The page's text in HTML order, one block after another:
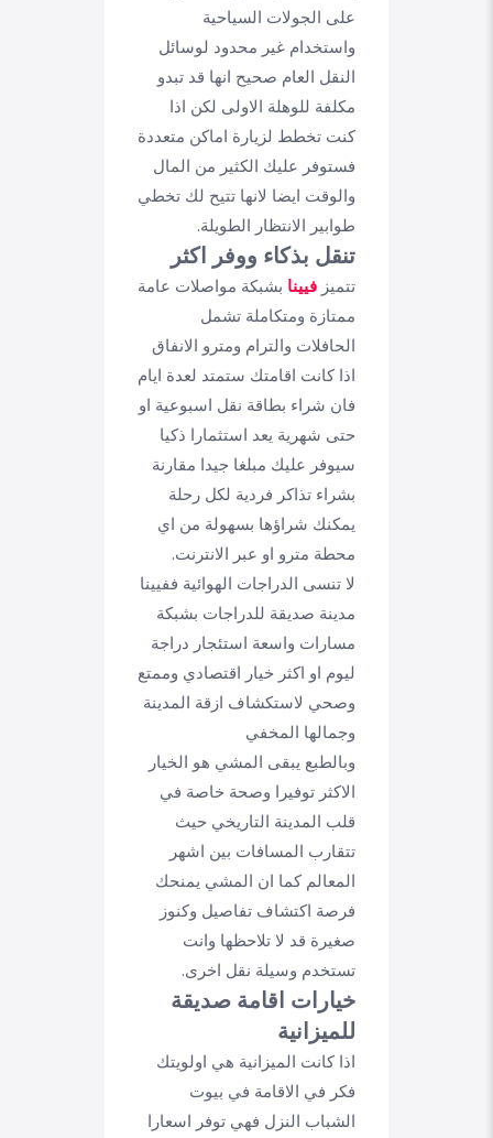
على الجولات السياحية
واستخدام غير محدود لوسائل
النقل العام صحيح انها قد تبدو
مكلفة للوهلة الاولى لكن اذا
كنت تخطط لزيارة اماكن متعددة
فستوفر عليك الكثير من المال
والوقت ايضا لانها تتيح لك تخطي
طوابير الانتظار الطويلة.
تنقل بذكاء ووفر اكثر
تتميز فيينا بشبكة مواصلات عامة
ممتازة ومتكاملة تشمل
الحافلات والترام ومترو الانفاق
اذا كانت اقامتك ستمتد لعدة ايام
فان شراء بطاقة نقل اسبوعية او
حتى شهرية يعد استثمارا ذكيا
سيوفر عليك مبلغا جيدا مقارنة
بشراء تذاكر فردية لكل رحلة
يمكنك شراؤها بسهولة من اي
محطة مترو او عبر الانترنت.
لا تنسى الدراجات الهوائية ففيينا
مدينة صديقة للدراجات بشبكة
مسارات واسعة استئجار دراجة
ليوم او اكثر خيار اقتصادي وممتع
وصحي لاستكشاف ازقة المدينة
وجمالها المخفي
وبالطبع يبقى المشي هو الخيار
الاكثر توفيرا وصحة خاصة في
قلب المدينة التاريخي حيث
تتقارب المسافات بين اشهر
المعالم كما ان المشي يمنحك
فرصة اكتشاف تفاصيل وكنوز
صغيرة قد لا تلاحظها وانت
تستخدم وسيلة نقل اخرى.
خيارات اقامة صديقة
للميزانية
اذا كانت الميزانية هي اولويتك
فكر في الاقامة في بيوت
الشباب النزل فهي توفر اسعارا